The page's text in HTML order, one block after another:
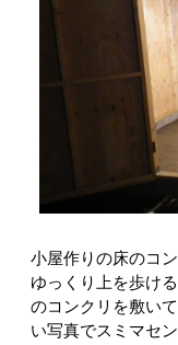
小屋作りの床のコ
ゆっくり上を歩け
のコンクリを敷い
い写真でスミマセ